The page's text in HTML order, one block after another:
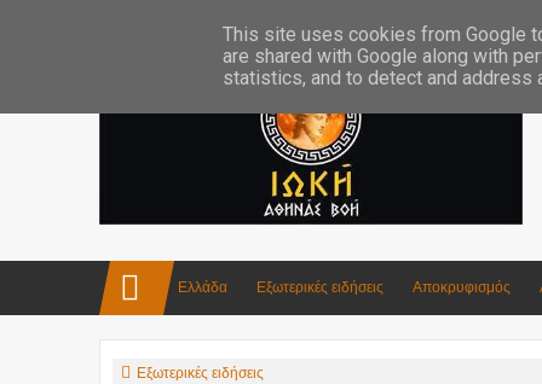
Ελλάδα Εξωτερικές ειδήσεις Αποκρυφισμός
Εξωτερικές ειδήσεις
This site uses cookies from Google
are shared with Google along with
statistics, and to detect and address